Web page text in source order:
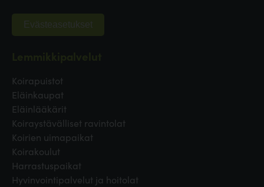
Evästeasetukset
Koirapuistot
Eläinkaupat
Eläinlääkärit
Koiraystävälliset ravintolat
Koirien uimapaikat
Koirakoulut
Harrastuspaikat
Hyvinvointipalvelut ja hoitolat